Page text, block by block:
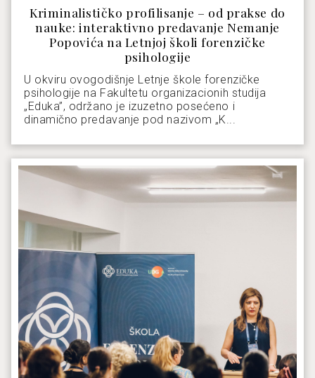
Kriminalističko profilisanje – od prakse do
nauke: interaktivno predavanje Nemanje
Popovića na Letnjoj školi forenzičke
psihologije
U okviru ovogodišnje Letnje škole forenzičke
psihologije na Fakultetu organizacionih studija
„Eduka”, održano je izuzetno posećeno i
dinamično predavanje pod nazivom „K...